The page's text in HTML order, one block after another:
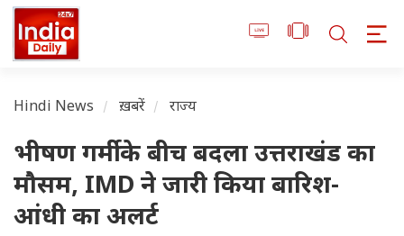
Hindi News ख़बरें राज्य
भीषण गर्मी के बीच बदला उत्तराखंड का
मौसम, IMD ने जारी किया बारिश-
आंधी का अलर्ट